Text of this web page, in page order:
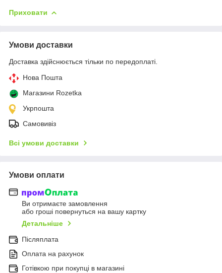
Приховати
Умови доставки
Доставка здійснюється тільки по передоплаті.
Нова Пошта
Магазини Rozetka
Укрпошта
Самовивіз
Всі умови доставки
Умови оплати
Ви отримаєте замовлення
або гроші повернуться на вашу картку
Детальніше
Післяплата
Оплата на рахунок
Готівкою при покупці в магазині